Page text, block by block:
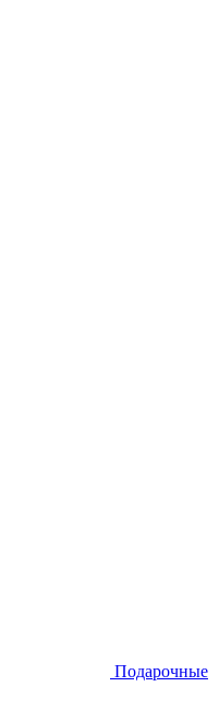
Подарочные